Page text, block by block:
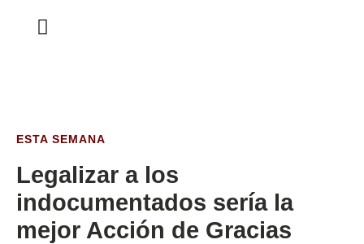
ESTA SEMANA
Legalizar a los
indocumentados sería la
mejor Acción de Gracias